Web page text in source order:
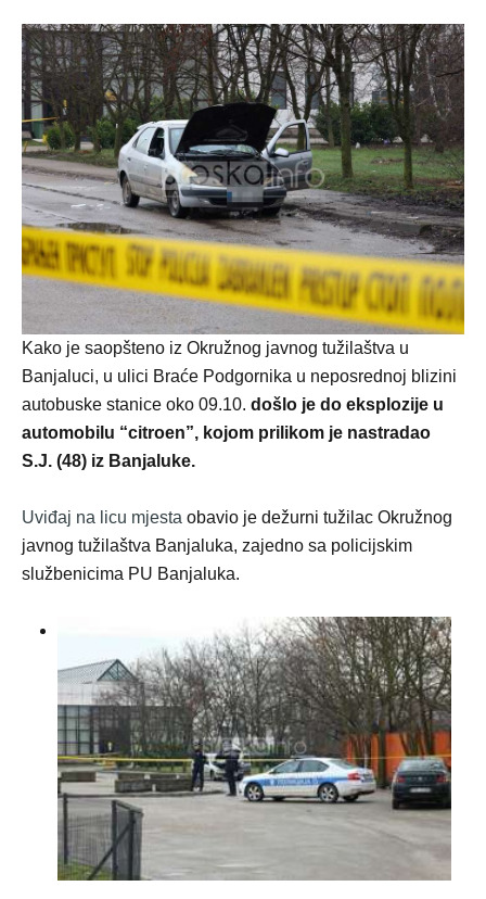
Kako je saopšteno iz Okružnog javnog tužilaštva u
Banjaluci, u ulici Braće Podgornika u neposrednoj blizini
autobuske stanice oko 09.10. došlo je do eksplozije u
automobilu “citroen”, kojom prilikom je nastradao
S.J. (48) iz Banjaluke.
Uviđaj na licu mjesta obavio je dežurni tužilac Okružnog
javnog tužilaštva Banjaluka, zajedno sa policijskim
službenicima PU Banjaluka.